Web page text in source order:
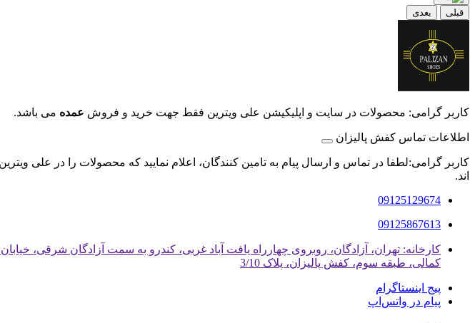
قبلی بعدی
کاربر گرامی: محصولات در سایت و اپلیکیشن علی ویترین فقط جهت خرید و فروش عمده می باشد.
اطلاعات تماس کفش پالیزان
کاربر گرامی:لطفا در تماس و ارسال پیام به تامین کنندگان، اعلام نمایید که محصولات را در علی
اند.
09125129674
09125867613
کمالی، طبقه سوم، کفش پالیزان، پلاک 3/10
پیج اینستاگرام
پیام در واتس‌اپ